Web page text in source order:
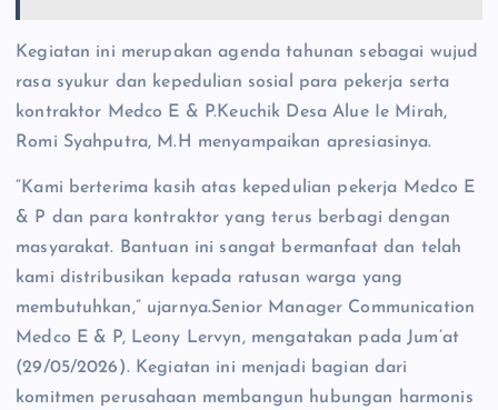
Kegiatan ini merupakan agenda tahunan sebagai wujud
rasa syukur dan kepedulian sosial para pekerja serta
kontraktor Medco E & P.Keuchik Desa Alue Ie Mirah,
Romi Syahputra, M.H menyampaikan apresiasinya.
“Kami berterima kasih atas kepedulian pekerja Medco E
& P dan para kontraktor yang terus berbagi dengan
masyarakat. Bantuan ini sangat bermanfaat dan telah
kami distribusikan kepada ratusan warga yang
membutuhkan,” ujarnya.Senior Manager Communication
Medco E & P, Leony Lervyn, mengatakan pada Jum’at
(29/05/2026). Kegiatan ini menjadi bagian dari
komitmen perusahaan membangun hubungan harmonis